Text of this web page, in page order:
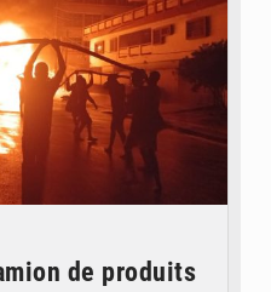
de produits